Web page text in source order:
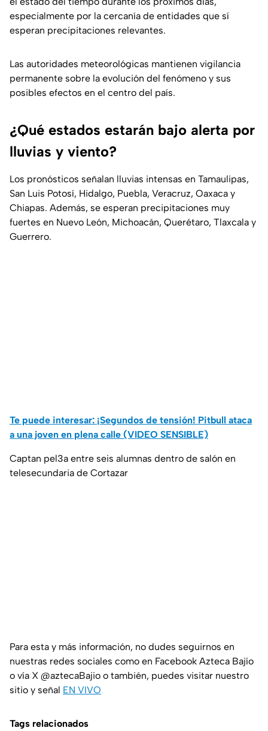
especialmente por la cercanía de entidades que sí
esperan precipitaciones relevantes.
Las autoridades meteorológicas mantienen vigilancia
permanente sobre la evolución del fenómeno y sus
posibles efectos en el centro del país.
¿Qué estados estarán bajo alerta por
lluvias y viento?
Los pronósticos señalan lluvias intensas en Tamaulipas,
San Luis Potosí, Hidalgo, Puebla, Veracruz, Oaxaca y
Chiapas. Además, se esperan precipitaciones muy
fuertes en Nuevo León, Michoacán, Querétaro, Tlaxcala y
Guerrero.
Te puede interesar: ¡Segundos de tensión! Pitbull ataca
a una joven en plena calle (VIDEO SENSIBLE)
Captan pel3a entre seis alumnas dentro de salón en
telesecundaria de Cortazar
Para esta y más información, no dudes seguirnos en
nuestras redes sociales como en Facebook Azteca Bajío
o vía X @aztecaBajio o también, puedes visitar nuestro
sitio y señal EN VIVO
Tags relacionados